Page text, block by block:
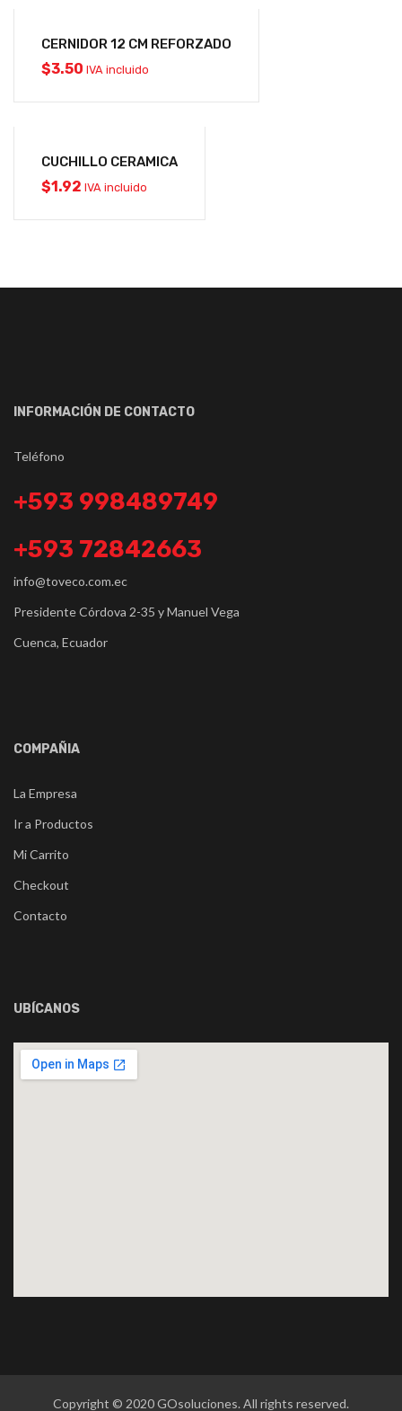
CERNIDOR 12 CM REFORZADO
$3.50 IVA incluido
CUCHILLO CERAMICA
$1.92 IVA incluido
INFORMACIÓN DE CONTACTO
Teléfono
+593 998489749
+593 72842663
info@toveco.com.ec
Presidente Córdova 2-35 y Manuel Vega
Cuenca, Ecuador
COMPAÑIA
La Empresa
Ir a Productos
Mi Carrito
Checkout
Contacto
UBÍCANOS
Copyright © 2020 GOsoluciones. All rights reserved.